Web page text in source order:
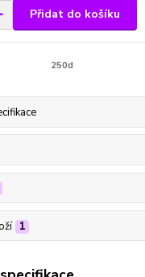
Přidat do košíku
250d
1